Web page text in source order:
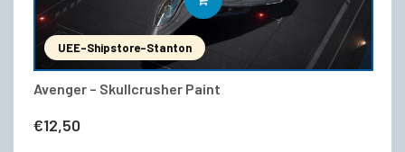
UEE-Shipstore-Stanton
Avenger – Skullcrusher Paint
€12,50